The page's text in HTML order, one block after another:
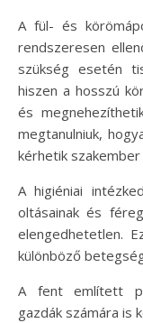
A fül- és
rendszeresen
szükség esetén
hiszen a hosszú
és
megtanulniuk,
kérhetik
A higiéniai
oltásainak és
elengedhetetlen.
különböző
A fent említett
gazdák számára is